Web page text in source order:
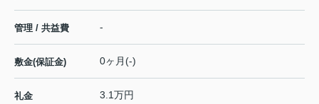
管理 / 共益費 -
敷金(保証金) 0ヶ月(-)
礼金 3.1万円